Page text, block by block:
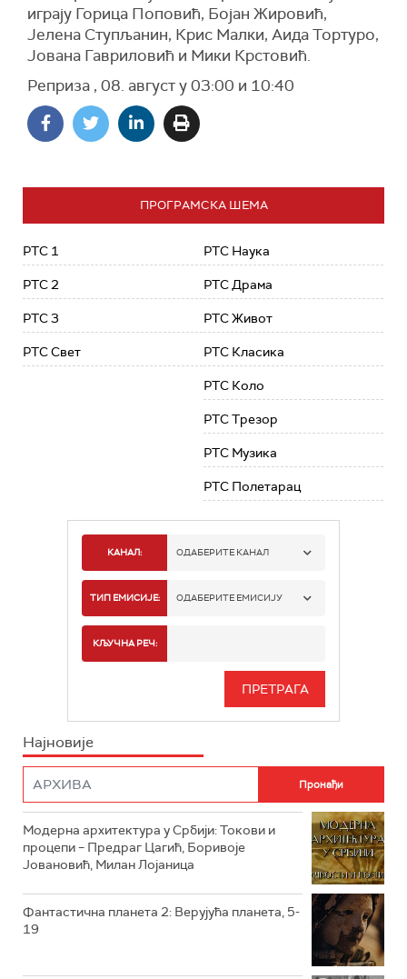
играју Горица Поповић, Бојан Жировић,
Јелена Ступљанин, Крис Малки, Аида Тортуро,
Јована Гавриловић и Мики Крстовић.
Реприза , 08. август у 03:00 и 10:40
ПРОГРАМСКА ШЕМА
РТС 1
РТС 2
РТС 3
РТС Свет
РТС Наука
РТС Драма
РТС Живот
РТС Класика
РТС Коло
РТС Трезор
РТС Музика
РТС Полетарац
КАНАЛ: ОДАБЕРИТЕ КАНАЛ
РТС 1
РТС 3
РТС ЖИВОТ
РТС КОЛО
ТИП ЕМИСИЈЕ: ОДАБЕРИТЕ ЕМИСИЈУ
ИНФО
КЉУЧНА РЕЧ:
Најновије
Модерна архитектура у Србији: Токови и
процепи – Предраг Цагић, Боривоје
Јовановић, Милан Лојаница
Фантастична планета 2: Верујућа планета, 5-
19